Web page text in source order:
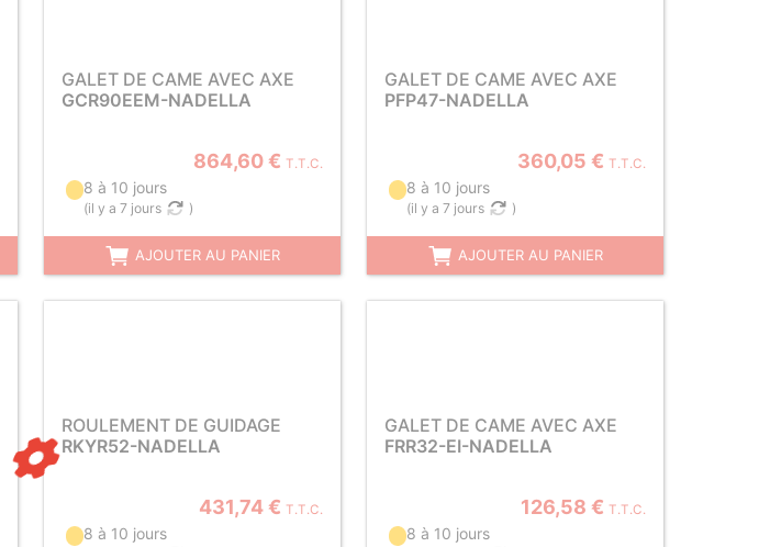
GALET DE CAME AVEC AXE
GCR90EEM-NADELLA
864,60 € T.T.C.
8 à 10 jours
(il y a 7 jours )
AJOUTER AU PANIER
GALET DE CAME AVEC AXE
PFP47-NADELLA
360,05 € T.T.C.
8 à 10 jours
(il y a 7 jours )
AJOUTER AU PANIER
ROULEMENT DE GUIDAGE
RKYR52-NADELLA
431,74 € T.T.C.
8 à 10 jours
GALET DE CAME AVEC AXE
FRR32-EI-NADELLA
126,58 € T.T.C.
8 à 10 jours